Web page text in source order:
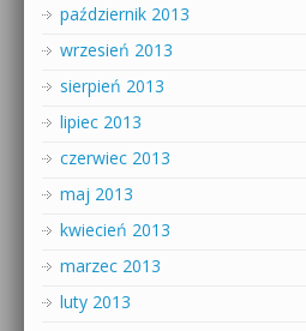
październik 2013
wrzesień 2013
sierpień 2013
lipiec 2013
czerwiec 2013
maj 2013
kwiecień 2013
marzec 2013
luty 2013